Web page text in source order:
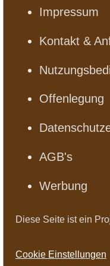
Impressum
Kontakt &
Offenlegung
AGB's
Werbung
Diese Seite ist ein
Cookie Einstellungen